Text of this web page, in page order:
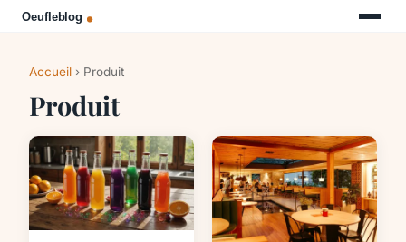
Accueil › Produit
Produit